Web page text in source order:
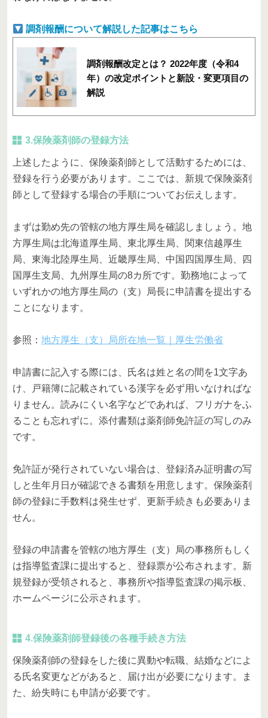
調剤報酬について解説した記事はこちら
調剤報酬改定とは？ 2022年度（令和4
年）の改定ポイントと新設・変更項目の
解説
3.保険薬剤師の登録方法
上述したように、保険薬剤師として活動するためには、
登録を行う必要があります。ここでは、新規で保険薬剤
師として登録する場合の手順についてお伝えします。
まずは勤め先の管轄の地方厚生局を確認しましょう。地
方厚生局は北海道厚生局、東北厚生局、関東信越厚生
局、東海北陸厚生局、近畿厚生局、中国四国厚生局、四
国厚生支局、九州厚生局の8カ所です。勤務地によって
いずれかの地方厚生局の（支）局長に申請書を提出する
ことになります。
参照： 地方厚生（支）局所在地一覧｜厚生労働省
申請書に記入する際には、氏名は姓と名の間を1文字あ
け、戸籍簿に記載されている漢字を必ず用いなければな
りません。読みにくい名字などであれば、フリガナをふ
ることも忘れずに。添付書類は薬剤師免許証の写しのみ
です。
免許証が発行されていない場合は、登録済み証明書の写
しと生年月日が確認できる書類を用意します。保険薬剤
師の登録に手数料は発生せず、更新手続きも必要ありま
せん。
登録の申請書を管轄の地方厚生（支）局の事務所もしく
は指導監査課に提出すると、登録票が公布されます。新
規登録が受領されると、事務所や指導監査課の掲示板、
ホームページに公示されます。
4.保険薬剤師登録後の各種手続き方法
保険薬剤師の登録をした後に異動や転職、結婚などによ
る氏名変更などがあると、届け出が必要になります。ま
た、紛失時にも申請が必要です。